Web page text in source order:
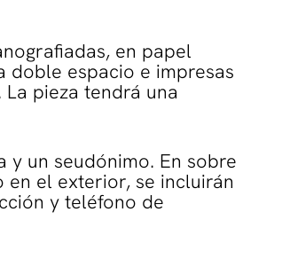
en papel
doble espacio e impresas
pieza tendrá una
un seudónimo. En sobre
el exterior, se incluirán
y teléfono de